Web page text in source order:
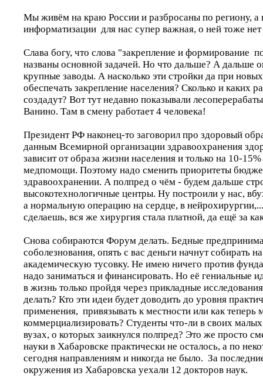
Мы живём на краю России и разбросаны по региону, а
информатизации для нас супер важная, о ней тоже
Слава богу, что слова "закрепление и формирование
названы основной задачей. Но что дальше? А дальше
крупные заводы. А насколько эти стройки да при
обеспечать закрепление населения? Сколько и каких
создадут? Вот тут недавно показывали
Ванино. Там в смену работает 4 человека!
Президент РФ наконец-то заговорил про здоровый
данным Всемирной организации здравоохранения
зависит от образа жизни населения и только на 10-
медпомощи. Поэтому надо сменить приоритеты
здравоохранении. А полпред о чём - будем дальше
высокотехнологичные центры. Ну построили у нас,
а нормальную операцию на сердце, в
сделаешь, вся же хирургия стала платной, да ещё за
Снова собираются Форум делать. Бедные
соболезнования, опять с вас деньги начнут собирать
академическую тусовку. Не имею ничего против
надо заниматься и финансировать. Но её гениальные
в жизнь только пройдя через прикладные
делать? Кто эти идеи будет доводить до уровня
применения, привязывать к местности или как теперь
коммерциализировать? Студенты что-ли в своих
вузах, о которых заикнулся полпред? Это же просто
науки в Хабаровске практически не осталось, а по
сегодня направлениям и никогда не было. За
окружения из Хабаровска уехали 12 докторов наук.